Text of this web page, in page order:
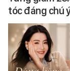
tóc đáng chú ý